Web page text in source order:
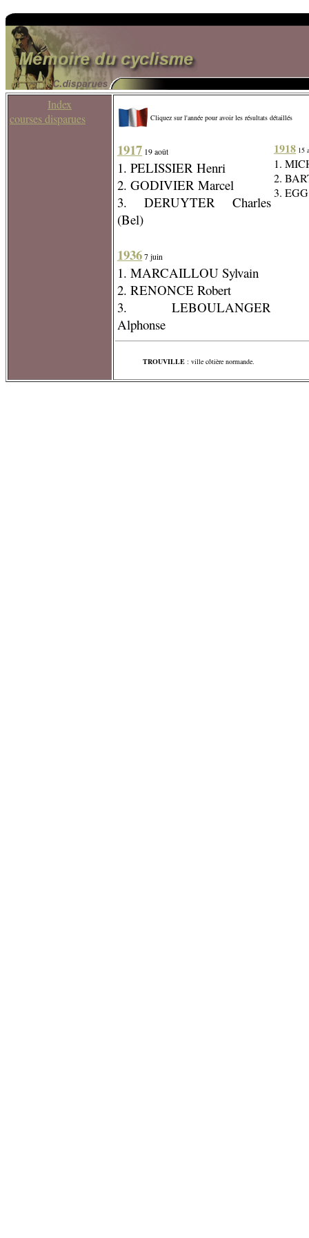
Index
courses disparues
Cliquez sur l'année pour avoir les résultats détaillés
1917 19 août
1. PELISSIER Henri
2. GODIVIER Marcel
3. DERUYTER Charles
(Bel)
1936 7 juin
1. MARCAILLOU Sylvain
2. RENONCE Robert
3. LEBOULANGER
Alphonse
1918 15
1.
2.
3.
TROUVILLE : ville côtière normande.